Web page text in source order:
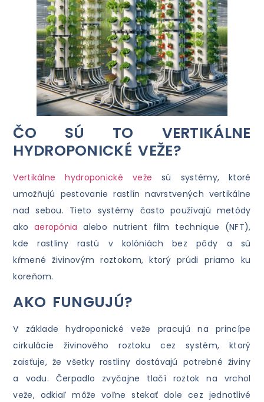
ČO SÚ TO VERTIKÁLNE
HYDROPONICKÉ VEŽE?
Vertikálne hydroponické veže sú systémy, ktoré
umožňujú pestovanie rastlín navrstvených vertikálne
nad sebou. Tieto systémy často používajú metódy
ako aeropóniaalebo nutrient film technique (NFT),
kde rastliny rastú v kolóniách bez pôdy a sú
kŕmené živinovým roztokom, ktorý prúdi priamo ku
koreňom.
AKO FUNGUJÚ?
V základe hydroponické veže pracujú na princípe
cirkulácie živinového roztoku cez systém, ktorý
zaisťuje, že všetky rastliny dostávajú potrebné živiny
a vodu. Čerpadlo zvyčajne tlačí roztok na vrchol
veže, odkiaľ môže voľne stekať dole cez jednotlivé